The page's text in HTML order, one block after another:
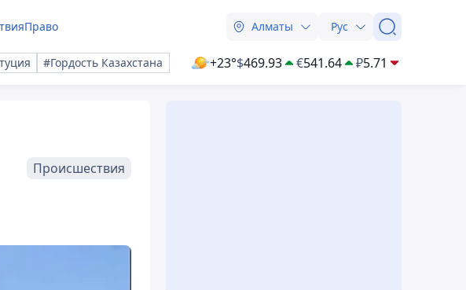
Право Алматы Рус
#Гордость Казахстана +23°$469.93 €541.64 ₽5.71
Происшествия